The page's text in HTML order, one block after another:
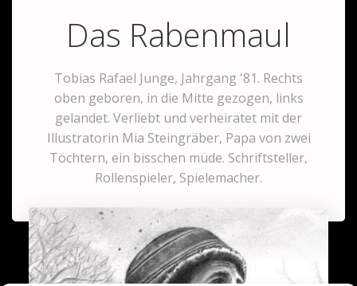
Das Rabenmaul
Tobias Rafael Junge, Jahrgang '81. Rechts
oben geboren, in die Mitte gezogen, links
gelandet. Verliebt und verheiratet mit der
Illustratorin Mia Steingräber, Papa von zwei
Töchtern, ein bisschen müde. Schriftsteller,
Rollenspieler, Spielemacher.